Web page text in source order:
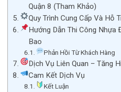
Quận 8 (Tham Khảo)
Quy Trình Cung Cấp Và Hỗ
Hướng Dẫn Thi Công Nhựa
Bao
Phản Hồi Từ Khách Hàng
Dịch Vụ Liên Quan – Tăng
Cam Kết Dịch Vụ
Kết Luận